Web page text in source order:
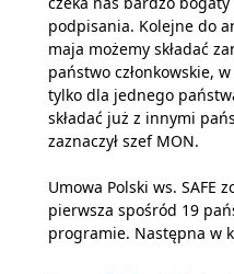
podpisania. Kolejne do
maja możemy składać
państwo członkowskie,
tylko dla jednego
składać już z innymi
zaznaczył szef MON.
Umowa Polski ws. SAFE
pierwsza spośród 19
programie. Następna w